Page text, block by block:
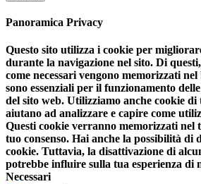
Panoramica Privacy
Questo sito utilizza i cookie per
durante la navigazione nel sito. Di
come necessari vengono memorizzati
sono essenziali per il funzionamento
del sito web. Utilizziamo anche cookie di
aiutano ad analizzare e capire come
Questi cookie verranno memorizzati nel
tuo consenso. Hai anche la possibilità di
cookie. Tuttavia, la disattivazione di
potrebbe influire sulla tua esperienza di
Necessari